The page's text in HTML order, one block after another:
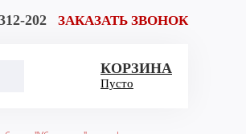
202 ЗАКАЗАТЬ ЗВОНОК
КОРЗИНА
Пусто